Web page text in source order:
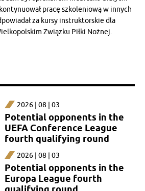
pracę szkoleniową w innych
za kursy instruktorskie dla
Związku Piłki Nożnej.
2026 | 08 | 03
Potential opponents in the
UEFA Conference League
fourth qualifying round
2026 | 08 | 03
Potential opponents in the
Europa League fourth